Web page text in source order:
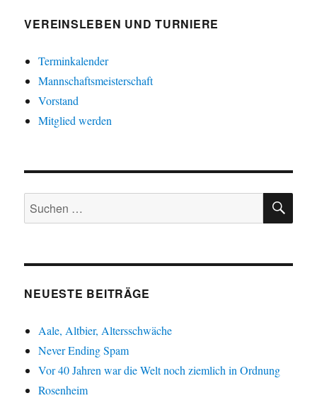
VEREINSLEBEN UND TURNIERE
Terminkalender
Mannschaftsmeisterschaft
Vorstand
Mitglied werden
Suche
nach:
NEUESTE BEITRÄGE
Aale, Altbier, Altersschwäche
Never Ending Spam
Vor 40 Jahren war die Welt noch ziemlich in Ordnung
Rosenheim